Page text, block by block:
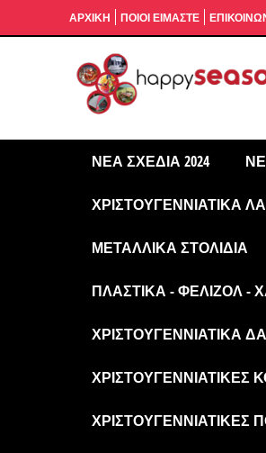
ΑΡΧΙΚΉ ΠΟΙΟΙ ΕΙΜΑΣΤΕ
ΝΈΑ ΣΧΈΔΙΑ 2024
ΧΡΙΣΤΟΥΓΕΝΝΙΆΤΙΚΑ
ΜΕΤΑΛΛΙΚΆ ΣΤΟΛΊΔΙΑ
ΠΛΑΣΤΙΚΆ - ΦΕΛΙΖΌΛ -
ΧΡΙΣΤΟΥΓΕΝΝΙΆΤΙΚΑ
ΧΡΙΣΤΟΥΓΕΝΝΙΆΤΙΚΕΣ
ΧΡΙΣΤΟΥΓΕΝΝΙΆΤΙΚΕΣ